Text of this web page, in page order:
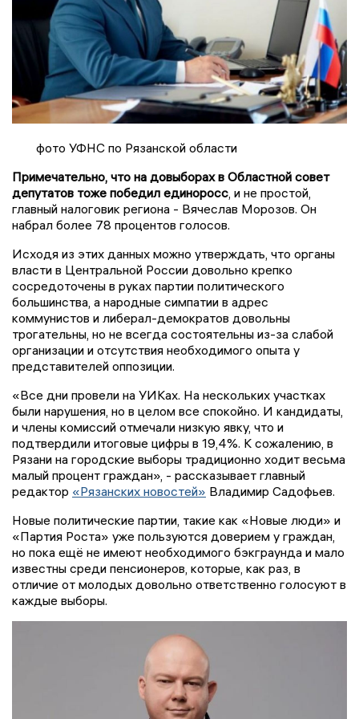
фото УФНС по Рязанской области
Примечательно, что на довыборах в Областной совет
депутатов тоже победил единоросс , и не простой,
главный налоговик региона - Вячеслав Морозов. Он
набрал более 78 процентов голосов.
Исходя из этих данных можно утверждать, что органы
власти в Центральной России довольно крепко
сосредоточены в руках партии политического
большинства, а народные симпатии в адрес
коммунистов и либерал-демократов довольны
трогательны, но не всегда состоятельны из-за слабой
организации и отсутствия необходимого опыта у
представителей оппозиции.
«Все дни провели на УИКах. На нескольких участках
были нарушения, но в целом все спокойно. И кандидаты,
и члены комиссий отмечали низкую явку, что и
подтвердили итоговые цифры в 19,4%. К сожалению, в
Рязани на городские выборы традиционно ходит весьма
малый процент граждан», - рассказывает главный
редактор «Рязанских новостей» Владимир Садофьев.
Новые политические партии, такие как «Новые люди» и
«Партия Роста» уже пользуются доверием у граждан,
но пока ещё не имеют необходимого бэкграунда и мало
известны среди пенсионеров, которые, как раз, в
отличие от молодых довольно ответственно голосуют в
каждые выборы.